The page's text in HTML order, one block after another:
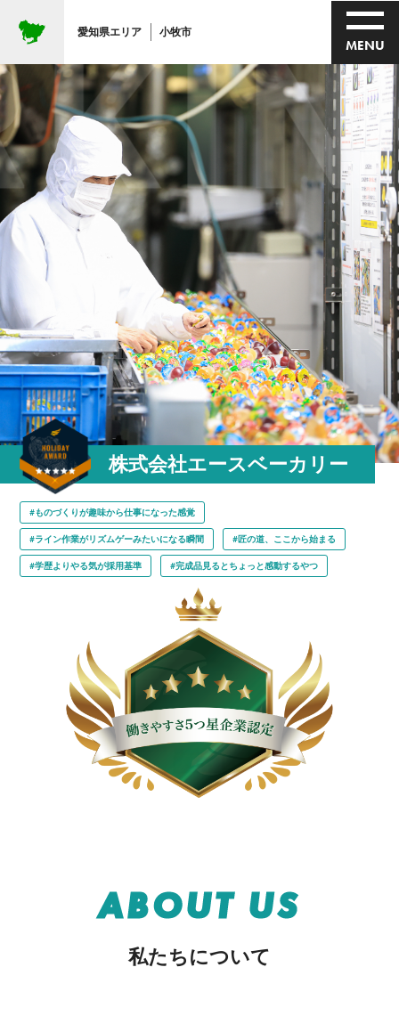
愛知県エリア 小牧市
MENU
株式会社エースベーカリー
#ものづくりが趣味から仕事になった感覚
#ライン作業がリズムゲーみたいになる瞬間 #匠の道、ここから始まる
#学歴よりやる気が採用基準 #完成品見るとちょっと感動するやつ
ABOUT US
私たちについて